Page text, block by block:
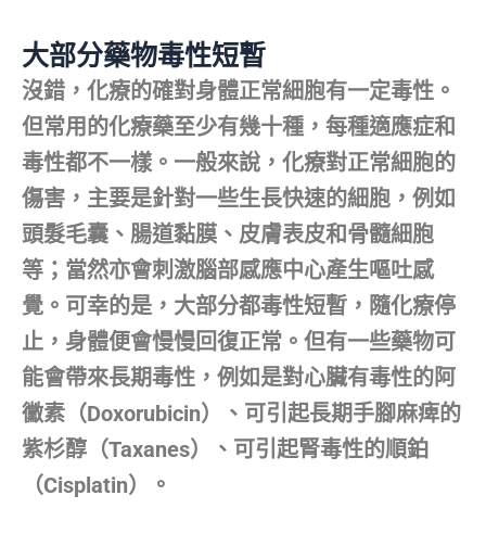
大部分藥物毒性短暫
沒錯，化療的確對身體正常細胞有一定毒性。
但常用的化療藥至少有幾十種，每種適應症和
毒性都不一樣。一般來說，化療對正常細胞的
傷害，主要是針對一些生長快速的細胞，例如
頭髮毛囊、腸道黏膜、皮膚表皮和骨髓細胞
等；當然亦會刺激腦部感應中心產生嘔吐感
覺。可幸的是，大部分都毒性短暫，隨化療停
止，身體便會慢慢回復正常。但有一些藥物可
能會帶來長期毒性，例如是對心臟有毒性的阿
黴素（Doxorubicin）、可引起長期手腳麻痺的
紫杉醇（Taxanes）、可引起腎毒性的順鉑
（Cisplatin）。